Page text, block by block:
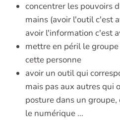
concentrer les pouvoirs
mains (avoir l'outil c'est
avoir l'information c'est
mettre en péril le
cette personne
avoir un outil qui
mais pas aux autres qui
posture dans un
le numérique ...